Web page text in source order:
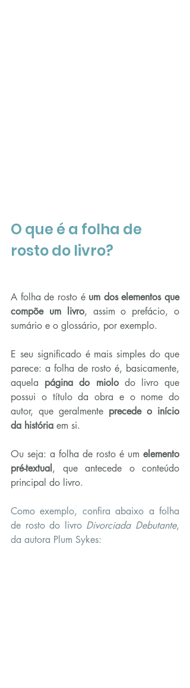
O que é a folha de
rosto do livro?
A folha de rosto é um dos elementos que
compõe um livro, assim o prefácio, o
sumário e o glossário, por exemplo.
E seu significado é mais simples do que
parece: a folha de rosto é, basicamente,
aquela página do miolo do livro que
possui o título da obra e o nome do
autor, que geralmente precede o início
da história em si.
Ou seja: a folha de rosto é um elemento
pré-textual, que antecede o conteúdo
principal do livro.
Como exemplo, confira abaixo a folha
de rosto do livro Divorciada Debutante,
da autora Plum Sykes: